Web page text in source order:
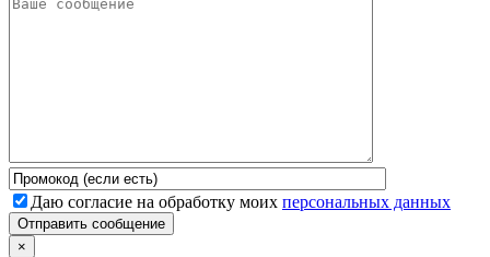
Даю согласие на обработку моих персональных данных
Отправить сообщение
×